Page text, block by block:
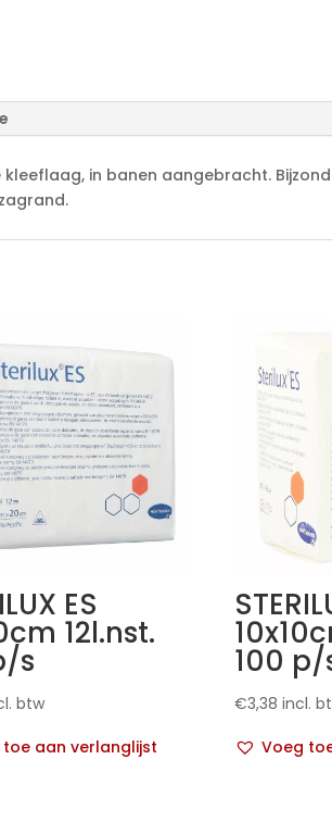
:
in banen aangebracht.
ES
12l.nst.
s
btw
aan verlanglijst
100 p/
€3,38 incl.
Voeg